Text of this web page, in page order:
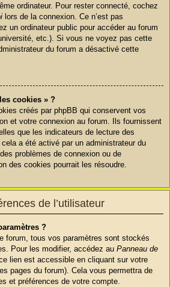
ordinateur. Pour rester connecté, cochez
lors de la connexion. Ce n’est pas
un ordinateur public pour accéder au forum
etc.). Si vous ne voyez pas cette
du forum a désactivé cette
cookies » ?
créés par phpBB qui conservent vos
et votre connexion au forum. Ils fournissent
que les indicateurs de lecture des
a été activé par un administrateur du
problèmes de connexion ou de
des cookies pourrait les résoudre.
de l’utilisateur
?
forum, tous vos paramètres sont stockés
Pour les modifier, accédez au Panneau de
lien est accessible en cliquant sur votre
pages du forum). Cela vous permettra de
et préférences de votre compte.